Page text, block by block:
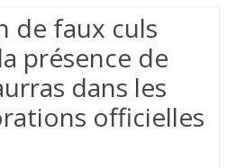
de faux culs
présence de
dans les
officielles